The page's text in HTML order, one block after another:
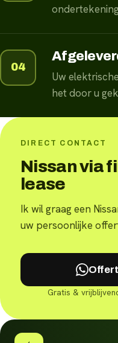
04
Uw
het door u
DIRECT CONTACT
Nissan via
lease
Ik wil graag een
uw persoonlijke
Gratis &